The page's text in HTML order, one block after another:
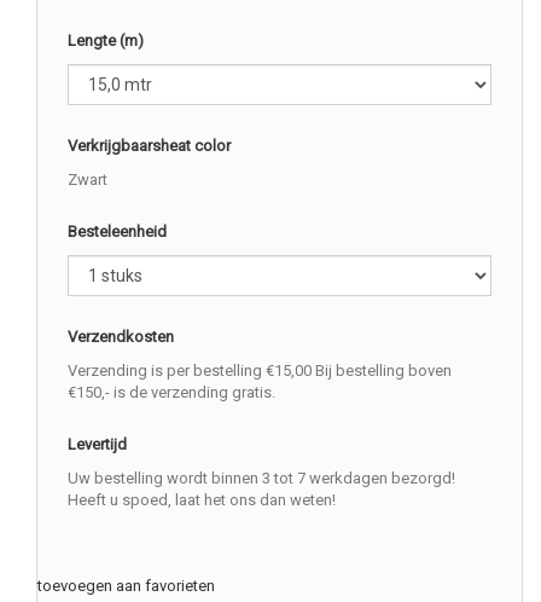
Lengte (m)
Verkrijgbaarsheat color
Zwart
Besteleenheid
Verzendkosten
Verzending is per bestelling €15,00 Bij bestelling boven
€150,- is de verzending gratis.
Levertijd
Uw bestelling wordt binnen 3 tot 7 werkdagen bezorgd!
Heeft u spoed, laat het ons dan weten!
toevoegen aan favorieten